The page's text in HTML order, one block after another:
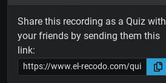
Share this recording as a Quiz with
your friends by sending them this
link: